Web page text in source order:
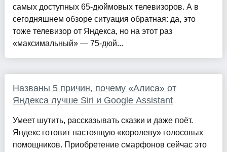
самых доступных 65-дюймовых телевизоров. А в
сегодняшнем обзоре ситуация обратная: да, это
тоже телевизор от Яндекса, но на этот раз
«максимальный» — 75-дюй...
Названы 5 причин, почему «Алиса» от
Яндекса лучше Siri и Google Assistant
Умеет шутить, рассказывать сказки и даже поёт.
Яндекс готовит настоящую «королеву» голосовых
помощников. Приобретение смарфонов сейчас это